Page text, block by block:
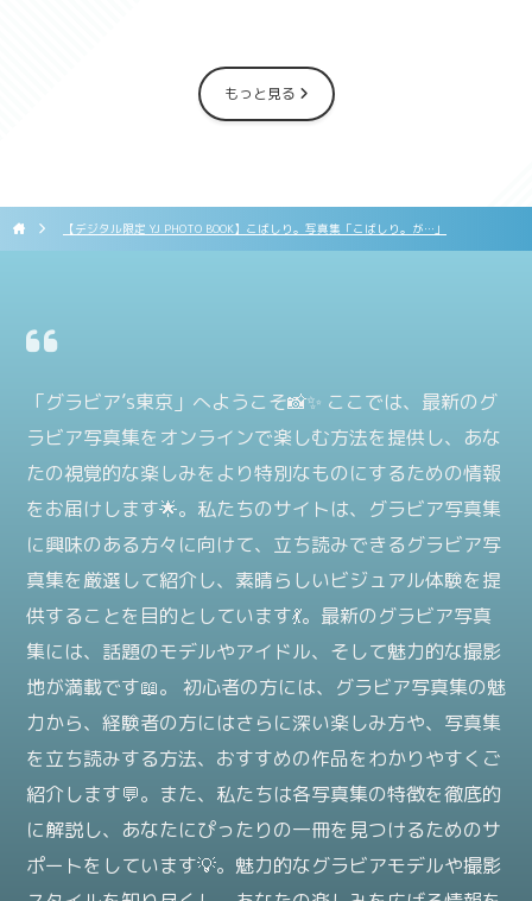
もっと見る
【デジタル限定 YJ PHOTO BOOK】こばしり。写真集「こばしり。が…」
「グラビア’s東京」へようこそ📸✨ ここでは、最新のグ
ラビア写真集をオンラインで楽しむ方法を提供し、あな
たの視覚的な楽しみをより特別なものにするための情報
をお届けします🌟。私たちのサイトは、グラビア写真集
に興味のある方々に向けて、立ち読みできるグラビア写
真集を厳選して紹介し、素晴らしいビジュアル体験を提
供することを目的としています💃。最新のグラビア写真
集には、話題のモデルやアイドル、そして魅力的な撮影
地が満載です📖。 初心者の方には、グラビア写真集の魅
力から、経験者の方にはさらに深い楽しみ方や、写真集
を立ち読みする方法、おすすめの作品をわかりやすくご
紹介します💬。また、私たちは各写真集の特徴を徹底的
に解説し、あなたにぴったりの一冊を見つけるためのサ
ポートをしています💡。魅力的なグラビアモデルや撮影